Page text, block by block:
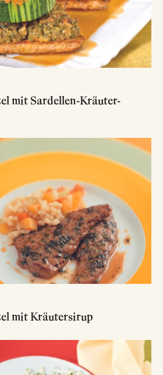
mit Sardellen-Kräuter-
mit Kräutersirup